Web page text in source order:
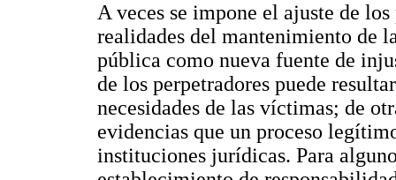
A veces se impone el ajuste de
realidades del mantenimiento de
pública como nueva fuente de
de los perpetradores puede
necesidades de las víctimas; de
evidencias que un proceso
instituciones jurídicas. Para